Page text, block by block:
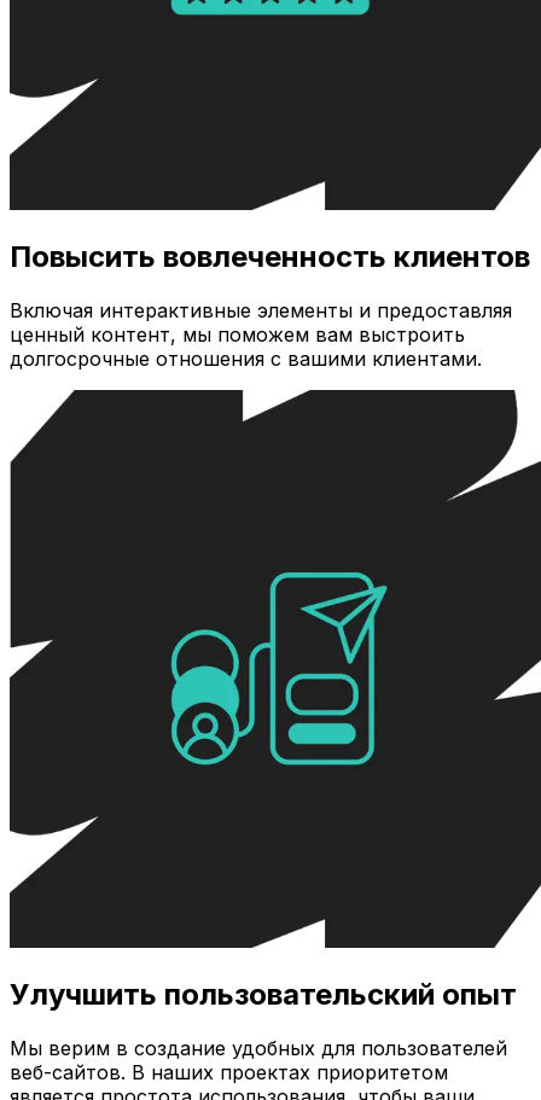
Повысить вовлеченность клиентов
Включая интерактивные элементы и предоставляя
ценный контент, мы поможем вам выстроить
долгосрочные отношения с вашими клиентами.
Улучшить пользовательский опыт
Мы верим в создание удобных для пользователей
веб-сайтов. В наших проектах приоритетом